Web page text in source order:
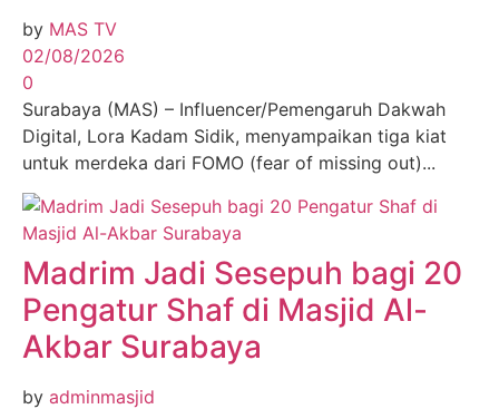
by MAS TV
02/08/2026
0
Surabaya (MAS) – Influencer/Pemengaruh Dakwah
Digital, Lora Kadam Sidik, menyampaikan tiga kiat
untuk merdeka dari FOMO (fear of missing out)...
Madrim Jadi Sesepuh bagi 20
Pengatur Shaf di Masjid Al-
Akbar Surabaya
by adminmasjid